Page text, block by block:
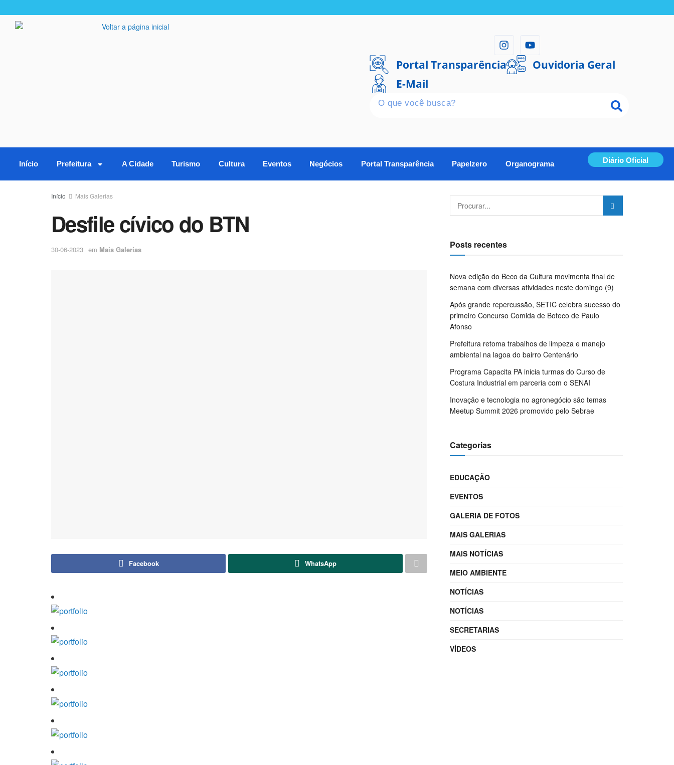
Portal Transparência
Ouvidoria Geral
E-Mail
Início Prefeitura A Cidade Turismo Cultura Eventos Negócios Portal Transparência Papelzero Organograma Diário Oficial
Início Mais Galerias
Desfile cívico do BTN
30-06-2023 em Mais Galerias
Facebook WhatsApp
Posts recentes
Nova edição do Beco da Cultura movimenta final de
semana com diversas atividades neste domingo (9)
Após grande repercussão, SETIC celebra sucesso do
primeiro Concurso Comida de Boteco de Paulo
Afonso
Prefeitura retoma trabalhos de limpeza e manejo
ambiental na lagoa do bairro Centenário
Programa Capacita PA inicia turmas do Curso de
Costura Industrial em parceria com o SENAI
Inovação e tecnologia no agronegócio são temas
Meetup Summit 2026 promovido pelo Sebrae
Categorias
EDUCAÇÃO
EVENTOS
GALERIA DE FOTOS
MAIS GALERIAS
MAIS NOTÍCIAS
MEIO AMBIENTE
NOTÍCIAS
NOTÍCIAS
SECRETARIAS
VÍDEOS